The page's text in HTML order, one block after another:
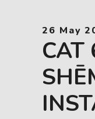
26 May
CAT